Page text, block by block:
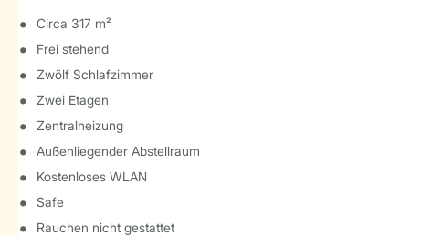
Circa 317 m²
Frei stehend
Zwölf Schlafzimmer
Zwei Etagen
Zentralheizung
Außenliegender Abstellraum
Kostenloses WLAN
Safe
Rauchen nicht gestattet